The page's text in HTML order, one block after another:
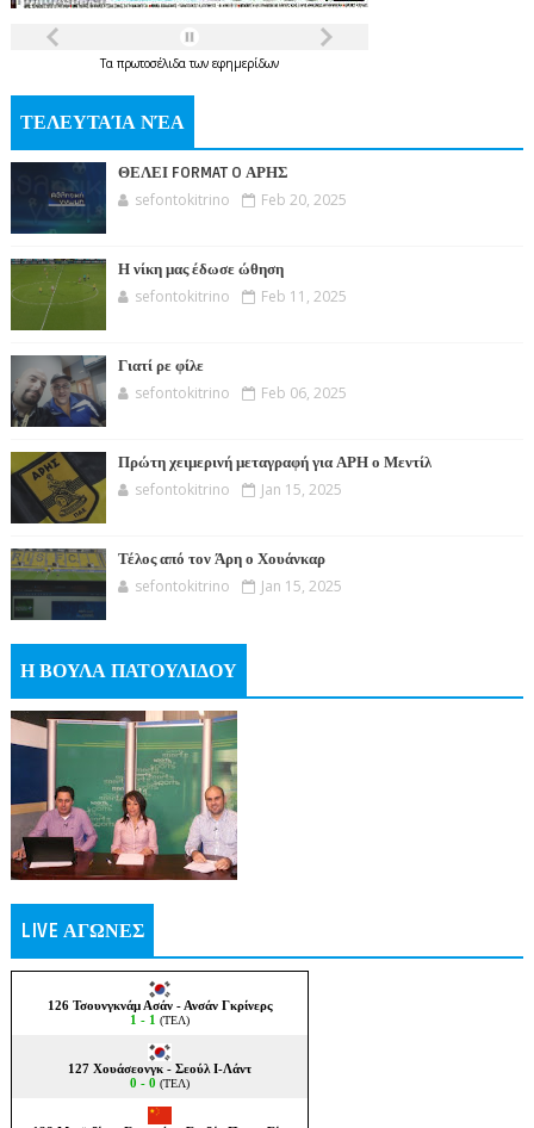
Τα πρωτοσέλιδατων εφημερίδων
ΤΕΛΕΥΤΑΊΑ ΝΈΑ
ΘΕΛΕΙ FORMAT O ΑΡΗΣ
sefontokitrino Feb 20, 2025
Η νίκη μας έδωσε ώθηση
sefontokitrino Feb 11, 2025
Γιατί ρε φίλε
sefontokitrino Feb 06, 2025
Πρώτη χειμερινή μεταγραφή για ΑΡΗ ο Μεντίλ
sefontokitrino Jan 15, 2025
Τέλος από τον Άρη ο Χουάνκαρ
sefontokitrino Jan 15, 2025
Η ΒΟΥΛΑ ΠΑΤΟΥΛΙΔΟΥ
LIVE ΑΓΩΝΕΣ